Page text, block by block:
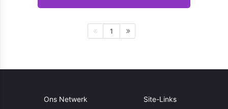
1
Ons Netwerk Site-Links